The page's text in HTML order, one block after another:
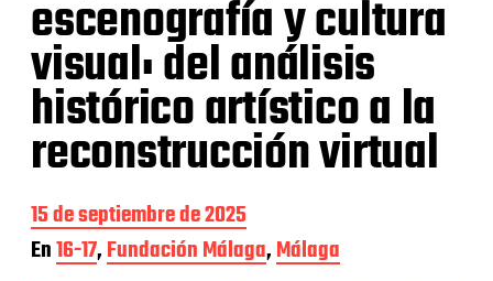
escenografía y cultura
visual: del análisis
histórico artístico a la
reconstrucción virtual
F
e
c
15 de septiembre de 2025
En16-17,Fundación Málaga,Málaga